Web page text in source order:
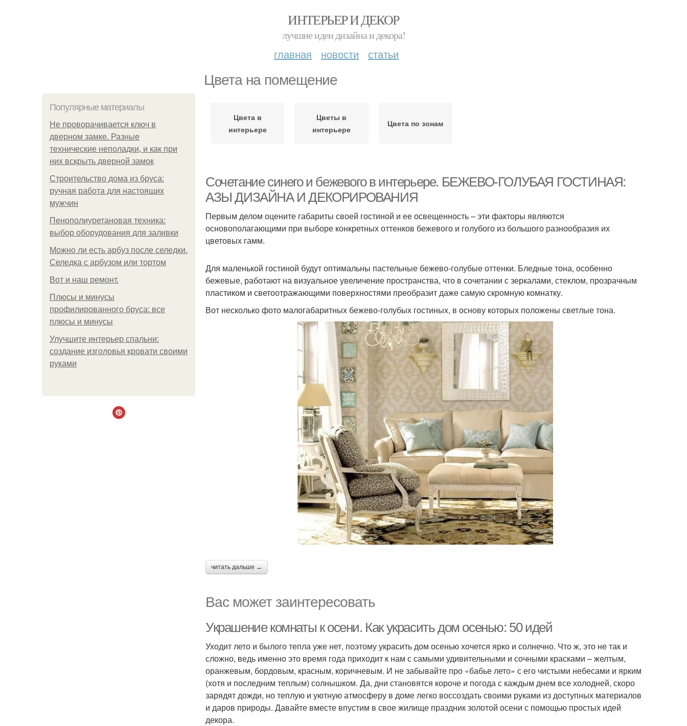
ИНТЕРЬЕР И ДЕКОР
лучшие идеи дизайна и декора!
главная новости статьи
Цвета на помещение
Популярные материалы
Не проворачивается ключ в
дверном замке. Разные
технические неполадки, и как при
них вскрыть дверной замок
Строительство дома из бруса:
ручная работа для настоящих
мужчин
Пенополиуретановая техника:
выбор оборудования для заливки
Можно ли есть арбуз после селедки.
Селедка с арбузом или тортом
Boт и наш ремoнт.
Плюсы и минусы
профилированного бруса: все
плюсы и минусы
Улучшите интерьер спальни:
создание изголовья кровати своими
руками
Цвета в
интерьере
Цветы в
интерьере
Цвета по зонам
Сочетание синего и бежевого в интерьере. БЕЖЕВО-ГОЛУБАЯ ГОСТИНАЯ:
АЗЫ ДИЗАЙНА И ДЕКОРИРОВАНИЯ
Первым делом оцените габариты своей гостиной и ее освещенность – эти факторы являются
основополагающими при выборе конкретных оттенков бежевого и голубого из большого разнообразия их
цветовых гамм.
Для маленькой гостиной будут оптимальны пастельные бежево-голубые оттенки. Бледные тона, особенно
бежевые, работают на визуальное увеличение пространства, что в сочетании с зеркалами, стеклом, прозрачным
пластиком и светоотражающими поверхностями преобразит даже самую скромную комнатку.
Вот несколько фото малогабаритных бежево-голубых гостиных, в основу которых положены светлые тона.
читать дальше →
Вас может заинтересовать
Украшение комнаты к осени. Как украсить дом осенью: 50 идей
Уходит лето и былого тепла уже нет, поэтому украсить дом осенью хочется ярко и солнечно. Что ж, это не так и
сложно, ведь именно это время года приходит к нам с самыми удивительными и сочными красками – желтым,
оранжевым, бордовым, красным, коричневым. И не забывайте про «бабье лето» с его чистыми небесами и ярким
(хотя и последним теплым) солнышком. Да, дни становятся короче и погода с каждым днем все холодней, скоро
зарядят дожди, но теплую и уютную атмосферу в доме легко воссоздать своими руками из доступных материалов
и даров природы. Давайте вместе впустим в свое жилище праздник золотой осени с помощью простых идей
декора.